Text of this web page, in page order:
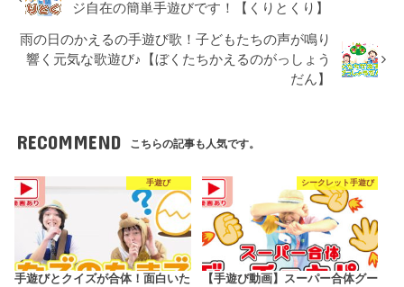
ジ自在の簡単手遊びです！【くりとくり】
雨の日のかえるの手遊び歌！子どもたちの声が鳴り
響く元気な歌遊び♪【ぼくたちかえるのがっしょう
だん】
RECOMMEND こちらの記事も人気です。
手遊び
手遊びとクイズが合体！面白いた
シークレット手遊び
【手遊び動画】スーパー合体グー